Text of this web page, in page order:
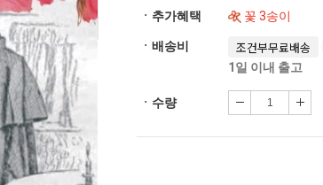
ㆍ추가혜택 꽃 3송이
ㆍ배송비 조건부무료배송
1일 이내 출고
ㆍ수량